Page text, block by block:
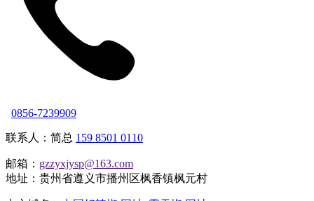
0856-7239909
联系人：简总 159 8501 0110
邮箱： gzzyxjysp@163.com
地址：贵州省遵义市播州区枫香镇枫元村